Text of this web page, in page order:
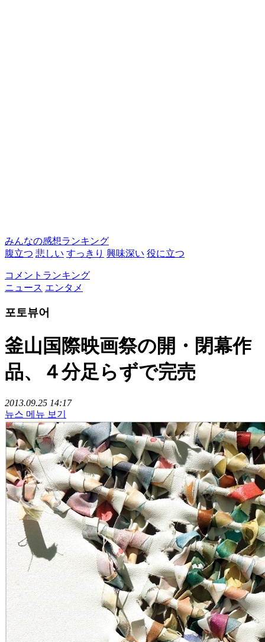
みんなの感想ランキング
腹立つ 悲しい すっきり 興味深い 役に立つ
コメントランキング
ニュース エンタメ
포토뷰어
釜山国際映画祭の開・閉幕作
品、４分足らずで完売
2013.09.25 14:17
뉴스 메뉴 보기